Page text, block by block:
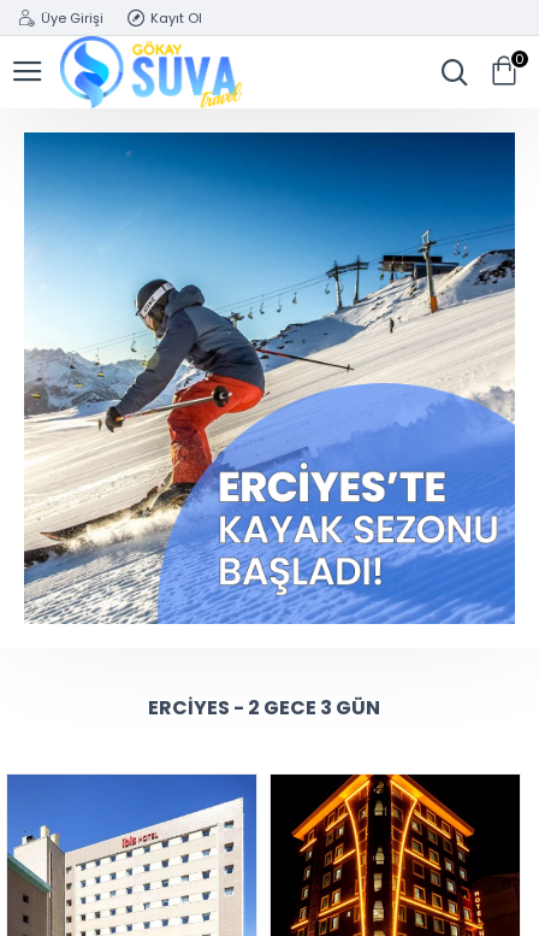
Üye Girişi Kayıt Ol
0
ERCIYES - 2 GECE 3 GÜN